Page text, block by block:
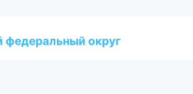
федеральный округ